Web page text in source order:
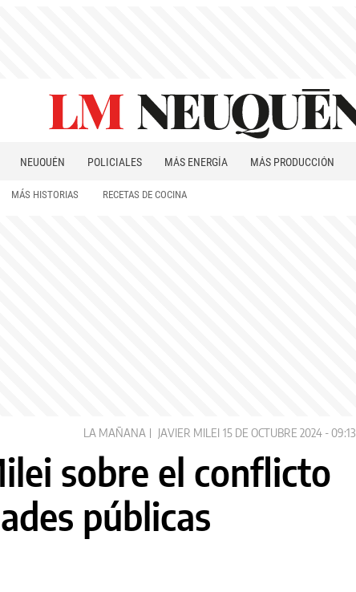
NEUQUÉN POLICIALES MÁS ENERGÍA MÁS PRODUCCIÓN
MÁS HISTORIAS RECETAS DE COCINA
LA MAÑANA JAVIER MILEI 15 DE OCTUBRE 2024 - 09:13
sobre el conflicto
públicas